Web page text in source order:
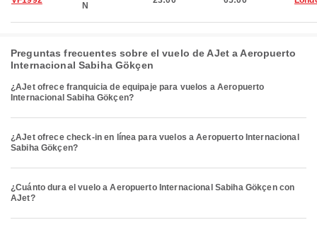
N
Preguntas frecuentes sobre el vuelo de AJet a Aeropuerto
Internacional Sabiha Gökçen
¿AJet ofrece franquicia de equipaje para vuelos a Aeropuerto
Internacional Sabiha Gökçen?
¿AJet ofrece check-in en línea para vuelos a Aeropuerto Internacional
Sabiha Gökçen?
¿Cuánto dura el vuelo a Aeropuerto Internacional Sabiha Gökçen con
AJet?